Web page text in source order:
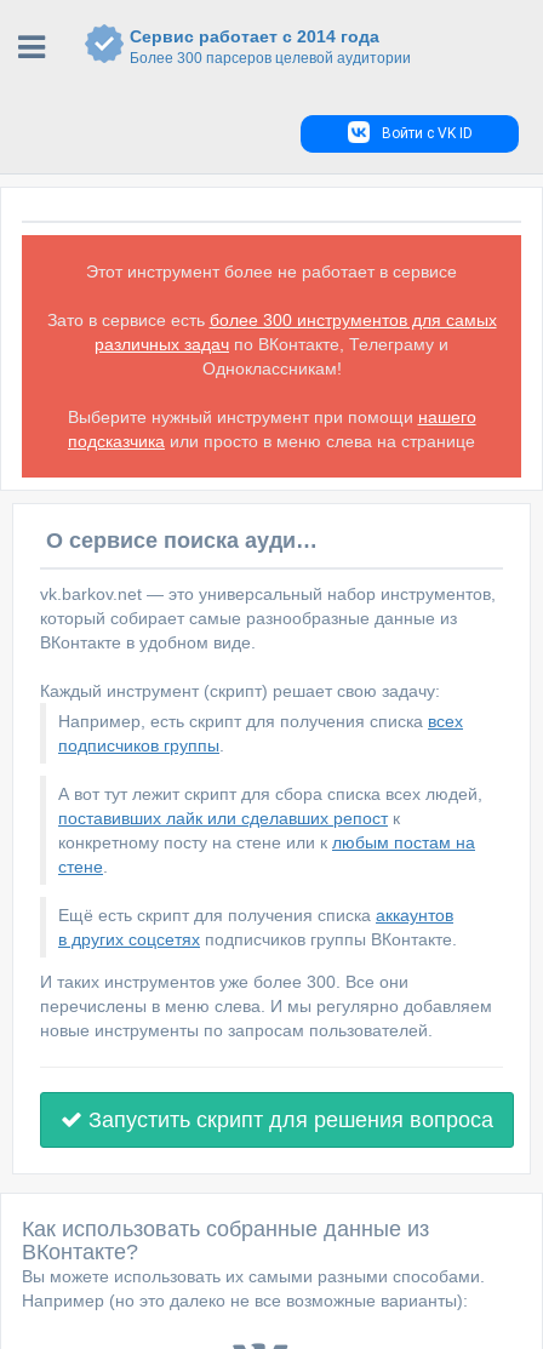
Сервис работает с 2014 года
Более 300 парсеров целевой аудитории
Войти с VK ID
Этот инструмент более не работает в сервисе
Зато в сервисе есть более 300 инструментов для самых
различных задач по ВКонтакте, Телеграму и
Одноклассникам!
Выберите нужный инструмент при помощи нашего
подсказчика или просто в меню слева на странице
О сервисе поиска аудитории ВКонтакте
vk.barkov.net — это универсальный набор инструментов,
который собирает самые разнообразные данные из
ВКонтакте в удобном виде.
Каждый инструмент (скрипт) решает свою задачу:
Например, есть скрипт для получения списка всех
подписчиков группы
А вот тут лежит скрипт для сбора списка всех людей,
поставивших лайк или сделавших репостк
конкретному посту на стене или к любым постам на
стене
Ещё есть скрипт для получения списка аккаунтов
в других соцсетях подписчиков группы ВКонтакте.
И таких инструментов уже более 300. Все они
перечислены в меню слева. И мы регулярно добавляем
новые инструменты по запросам пользователей.
Запустить скрипт для решения вопроса
Как использовать собранные данные из
ВКонтакте?
Вы можете использовать их самыми разными способами.
Например (но это далеко не все возможные варианты):